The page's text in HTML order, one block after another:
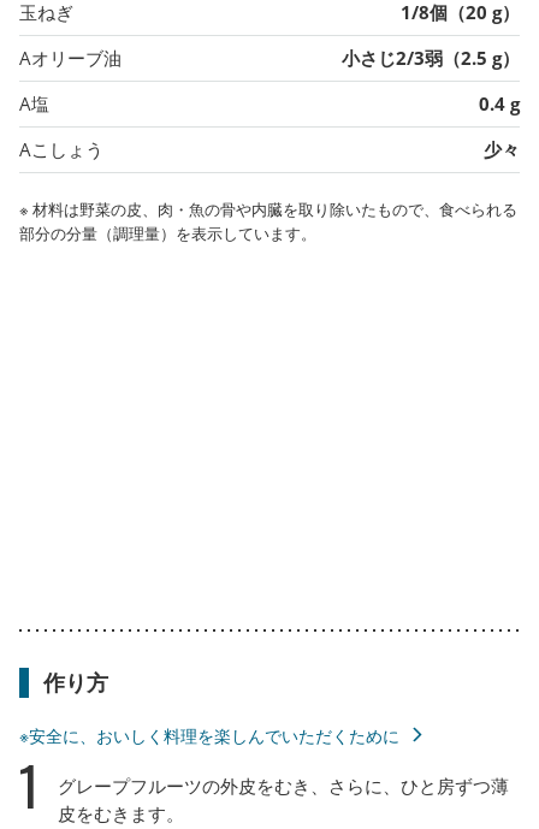
玉ねぎ
1/8個（20 g）
Aオリーブ油
小さじ2/3弱（2.5 g）
A塩
0.4 g
Aこしょう
少々
※ 材料は野菜の皮、肉・魚の骨や内臓を取り除いたもので、食べられる
部分の分量（調理量）を表示しています。
作り方
※安全に、おいしく料理を楽しんでいただくために
1
グレープフルーツの外皮をむき、さらに、ひと房ずつ薄
皮をむきます。